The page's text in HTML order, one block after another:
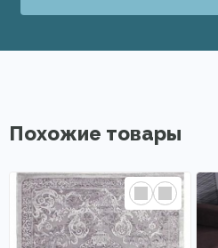
Похожие товары